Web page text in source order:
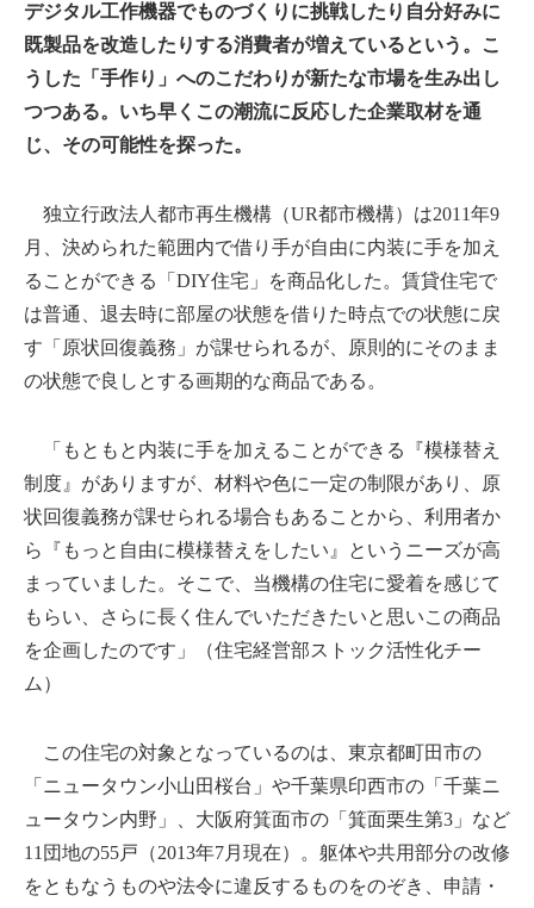
デジタル工作機器でものづくりに挑戦したり自分好みに
既製品を改造したりする消費者が増えているという。こ
うした「手作り」へのこだわりが新たな市場を生み出し
つつある。いち早くこの潮流に反応した企業取材を通
じ、その可能性を探った。
独立行政法人都市再生機構（UR都市機構）は2011年9
月、決められた範囲内で借り手が自由に内装に手を加え
ることができる「DIY住宅」を商品化した。賃貸住宅で
は普通、退去時に部屋の状態を借りた時点での状態に戻
す「原状回復義務」が課せられるが、原則的にそのまま
の状態で良しとする画期的な商品である。
「もともと内装に手を加えることができる『模様替え
制度』がありますが、材料や色に一定の制限があり、原
状回復義務が課せられる場合もあることから、利用者か
ら『もっと自由に模様替えをしたい』というニーズが高
まっていました。そこで、当機構の住宅に愛着を感じて
もらい、さらに長く住んでいただきたいと思いこの商品
を企画したのです」（住宅経営部ストック活性化チー
ム）
この住宅の対象となっているのは、東京都町田市の
「ニュータウン小山田桜台」や千葉県印西市の「千葉ニ
ュータウン内野」、大阪府箕面市の「箕面栗生第3」など
11団地の55戸（2013年7月現在）。躯体や共用部分の改修
をともなうものや法令に違反するものをのぞき、申請・